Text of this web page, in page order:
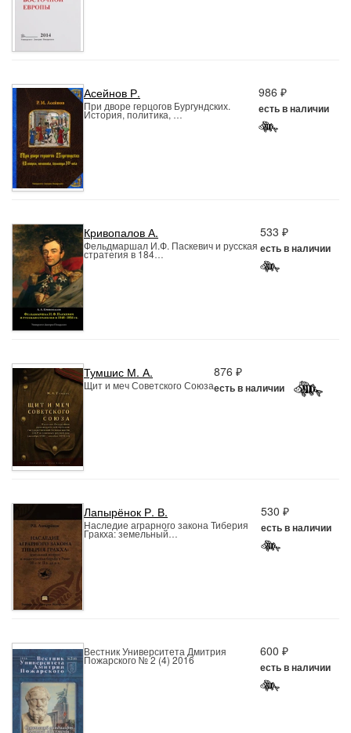
Асейнов Р.
При дворе герцогов Бургундских.
История, политика, …
986 ₽
есть в наличии
Кривопалов А.
Фельдмаршал И.Ф. Паскевич и русская
стратегия в 184…
533 ₽
есть в наличии
Тумшис М. А.
Щит и меч Советского Союза
876 ₽
есть в наличии
Лапырёнок Р. В.
Наследие аграрного закона Тиберия
Гракха: земельный…
530 ₽
есть в наличии
Вестник Университета Дмитрия
Пожарского № 2 (4) 2016
600 ₽
есть в наличии